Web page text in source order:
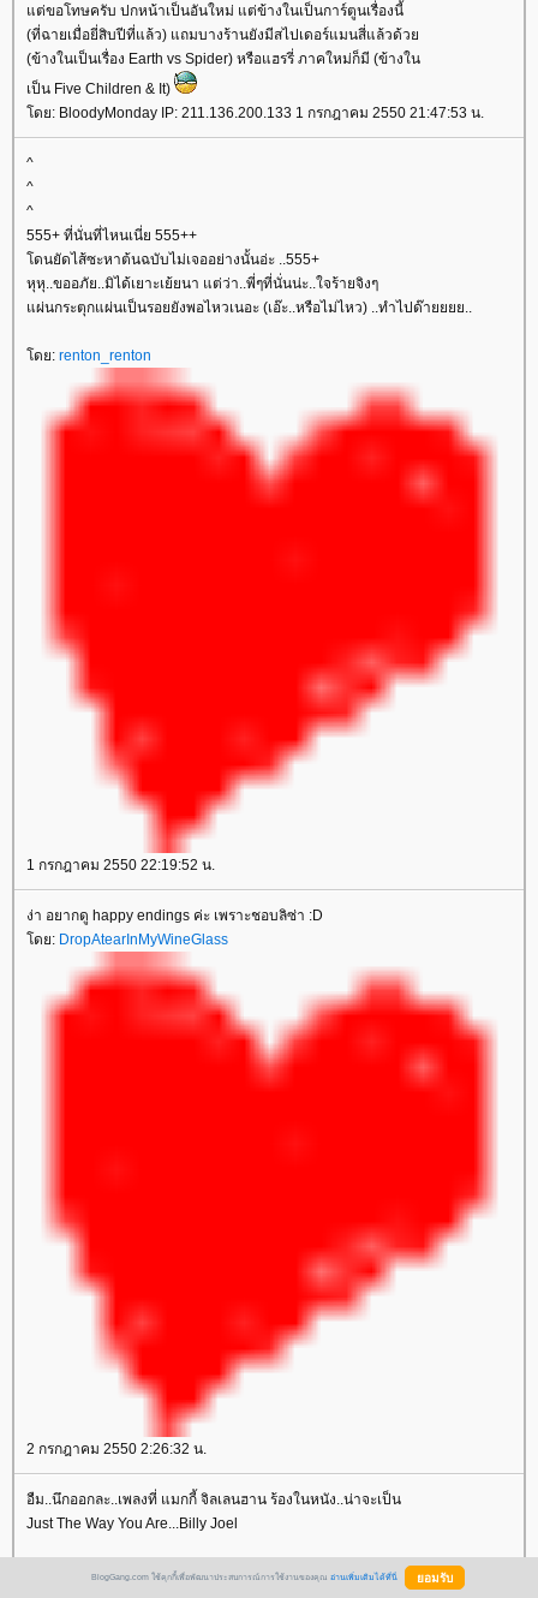
ต่ขอโทษครับ ปกหน้าเป็นอันใหม่ แต่ข้างในเป็นการ์ตูนเรื่องนี้
(ที่ฉายเมื่อยี่สิบปีที่แล้ว) แถมบางร้านยังมีสไปเดอร์แมนสี่แล้วด้ว
(ข้างในเป็นเรื่อง Earth vs Spider) หรือแฮรรี่ ภาคใหม่ก็มี (ข้างใน
เป็น Five Children & It)
ดย: BloodyMonday IP: 211.136.200.133 1 กรกฎาคม 2550 21:47:53 น.
^
^
^
555+ ที่นั่นที่ไหนเนี่ย 555++
ดนยัดไส้ซะหาต้นฉบับไม่เจออย่างนั้นอ่ะ ..555+
หุหุ..ขออภัย..มิได้เยาะเย้ยนา แต่ว่า..พี่ๆที่นั่นน่ะ..ใจร้ายจิงๆ
ผ่นกระตุกแผ่นเป็นรอยยังพอไหวเนอะ (เอ๊ะ..หรือไม่ไหว) ..ทำไปด๊ายยยย..
ดย: renton_renton
1 กรกฎาคม 2550 22:19:52 น.
ง่า อยากดู happy endings ค่ะ เพราะชอบลิซ่า :D
ดย: DropAtearInMyWineGlass
2 กรกฎาคม 2550 2:26:32 น.
อืม..นึกออกละ..เพลงที่ แมกกี้ จิลเลนฮาน ร้องในหนัง..น่าจะเป็น
Just The Way You Are...Billy Joel
(จะใช่มั๊ยนะ...ใครดูแล้วบ้างอ่า..ช่วยยืนยันด้วยค่า..555+)
BlogGang.com ใช้คุกกี้เพื่อพัฒนาประสบการณ์การใช้งานของคุณ อ่านเพิ่มเติมได้ที่นี่